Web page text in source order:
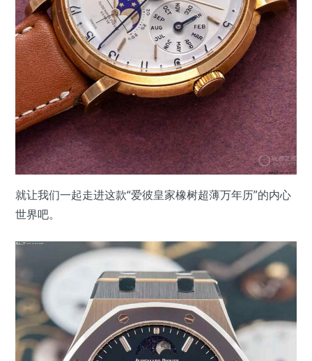
就让我们一起走进这款“爱彼皇家橡树超薄万年历”的内心
世界吧。